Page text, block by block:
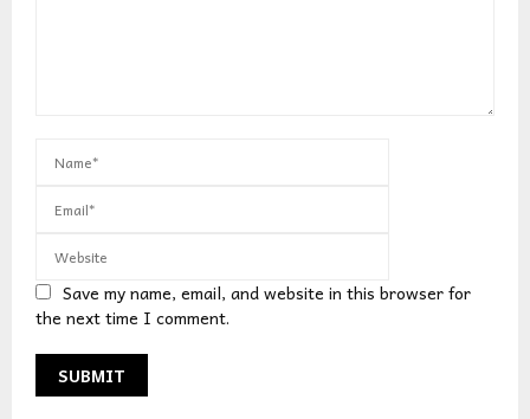
Save my name, email, and website in this browser for
the next time I comment.